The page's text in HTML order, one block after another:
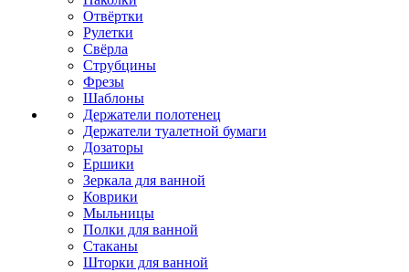
Отвёртки
Рулетки
Свёрла
Струбцины
Фрезы
Шаблоны
Держатели полотенец
Держатели туалетной бумаги
Дозаторы
Ершики
Зеркала для ванной
Коврики
Мыльницы
Полки для ванной
Стаканы
Шторки для ванной